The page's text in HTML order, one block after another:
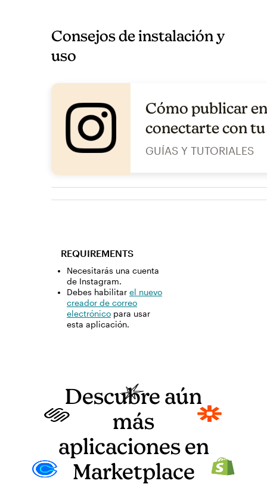
Consejos de instalación y
uso
Cómo publicar
conectarte con
GUÍAS Y TUTORIALES
REQUIREMENTS
Necesitarás una cuenta
de Instagram.
Debes habilitar el nuevo
creador de correo
electrónico para usar
esta aplicación.
Descubre aún
más
aplicaciones en
Marketplace